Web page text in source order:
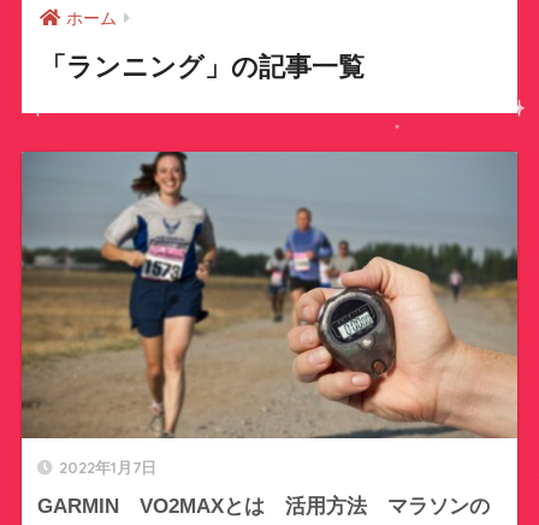
ホーム
「ランニング」の記事一覧
2022年1月7日
GARMIN VO2MAXとは 活用方法 マラソンの